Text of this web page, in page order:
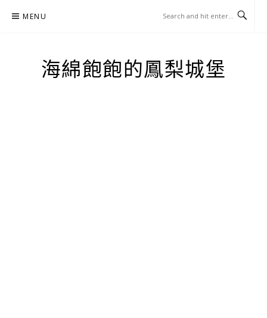
MENU
海綿飽飽的鳳梨城堡